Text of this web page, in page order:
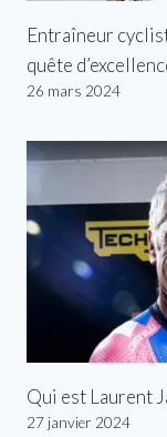
Entraîneur
quête
26 mars 2024
Qui est Laurent
27 janvier 2024